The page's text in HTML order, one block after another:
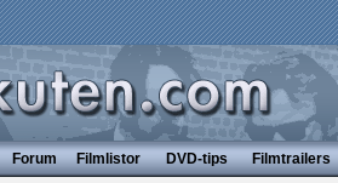
Forum Filmlistor DVD-tips Filmtrailers